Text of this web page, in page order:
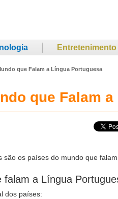
Entretenimento
que Falam a Língua Portuguesa
que Falam
são os países do mundo que
falam a Língua
dos países: